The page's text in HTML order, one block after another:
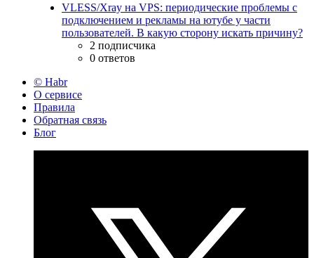
VLESS/Xray на VPS: периодические проблемы с
подключением и рекламы на ютубе у части
пользователей. В какую сторону искать причину?
2 подписчика
0 ответов
© Habr
О сервисе
Правила
Обратная связь
Блог